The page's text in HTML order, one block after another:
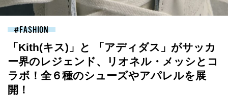
FASHION
「Kith(キス)」と 「アディダス」がサッカ
ー界のレジェンド、リオネル・メッシとコ
ラボ！全６種のシューズやアパレルを展
開！